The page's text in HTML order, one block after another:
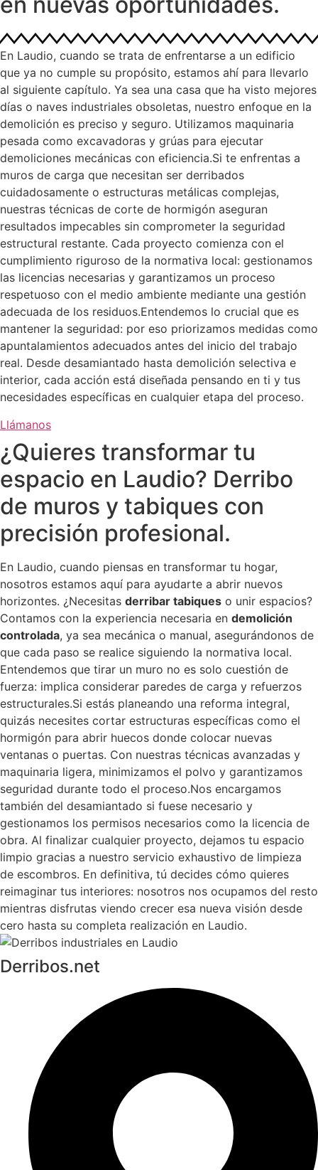
En Laudio, cuando se trata de enfrentarse a un edificio
que ya no cumple su propósito, estamos ahí para llevarlo
al siguiente capítulo. Ya sea una casa que ha visto mejores
días o naves industriales obsoletas, nuestro enfoque en la
demolición es preciso y seguro. Utilizamos maquinaria
pesada como excavadoras y grúas para ejecutar
demoliciones mecánicas con eficiencia.Si te enfrentas a
muros de carga que necesitan ser derribados
cuidadosamente o estructuras metálicas complejas,
nuestras técnicas de corte de hormigón aseguran
resultados impecables sin comprometer la seguridad
estructural restante. Cada proyecto comienza con el
cumplimiento riguroso de la normativa local: gestionamos
las licencias necesarias y garantizamos un proceso
respetuoso con el medio ambiente mediante una gestión
adecuada de los residuos.Entendemos lo crucial que es
mantener la seguridad: por eso priorizamos medidas como
apuntalamientos adecuados antes del inicio del trabajo
real. Desde desamiantado hasta demolición selectiva e
interior, cada acción está diseñada pensando en ti y tus
necesidades específicas en cualquier etapa del proceso.
Llámanos
¿Quieres transformar tu
espacio en Laudio? Derribo
de muros y tabiques con
precisión profesional.
En Laudio, cuando piensas en transformar tu hogar,
nosotros estamos aquí para ayudarte a abrir nuevos
horizontes. ¿Necesitas derribar tabiques o unir espacios?
Contamos con la experiencia necesaria en demolición
controlada, ya sea mecánica o manual, asegurándonos de
que cada paso se realice siguiendo la normativa local.
Entendemos que tirar un muro no es solo cuestión de
fuerza: implica considerar paredes de carga y refuerzos
estructurales.Si estás planeando una reforma integral,
quizás necesites cortar estructuras específicas como el
hormigón para abrir huecos donde colocar nuevas
ventanas o puertas. Con nuestras técnicas avanzadas y
maquinaria ligera, minimizamos el polvo y garantizamos
seguridad durante todo el proceso.Nos encargamos
también del desamiantado si fuese necesario y
gestionamos los permisos necesarios como la licencia de
obra. Al finalizar cualquier proyecto, dejamos tu espacio
limpio gracias a nuestro servicio exhaustivo de limpieza
de escombros. En definitiva, tú decides cómo quieres
reimaginar tus interiores: nosotros nos ocupamos del resto
mientras disfrutas viendo crecer esa nueva visión desde
cero hasta su completa realización en Laudio.
Derribos.net